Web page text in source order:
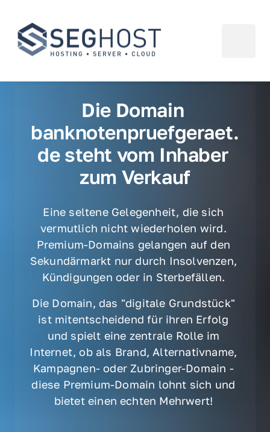
Die Domain
banknotenpruefgeraet.
de steht vom Inhaber
zum Verkauf
Eine seltene Gelegenheit, die sich
vermutlich nicht wiederholen wird.
Premium-Domains gelangen auf den
Sekundärmarkt nur durch Insolvenzen,
Kündigungen oder in Sterbefällen.
Die Domain, das "digitale Grundstück"
ist mitentscheidend für ihren Erfolg
und spielt eine zentrale Rolle im
Internet, ob als Brand, Alternativname,
Kampagnen- oder Zubringer-Domain -
diese Premium-Domain lohnt sich und
bietet einen echten Mehrwert!